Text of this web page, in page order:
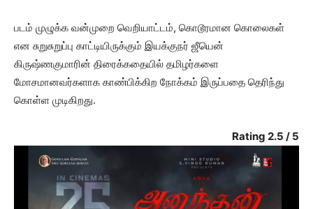
படம் முழுக்க வன்முறை வெறியாட்டம், கொடூரமான கொலைகள்
என சுறுசுறுப்பு காட்டியிருக்கும் இயக்குநர் ஜீயென்
கிருஷ்ணகுமாரின் திரைக்கதையில் தமிழர்களை
மோசமானவர்களாக காண்பிக்கிற நோக்கம் இருப்பதை தெரிந்து
கொள்ள முடிகிறது.
Rating 2.5 / 5